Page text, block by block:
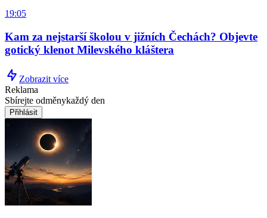
19:05
Kam za nejstarší školou v jižních Čechách? Objevte
gotický klenot Milevského kláštera
Zobrazit více
Reklama
Sbírejte odměnykaždý den
Přihlásit